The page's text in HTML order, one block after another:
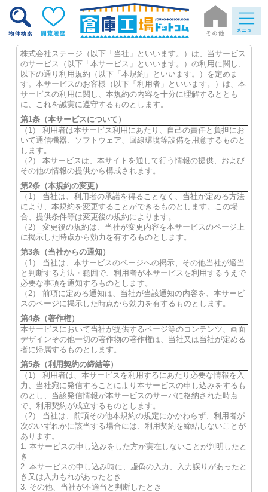
株式会社ステージ（以下「当社」といいます。）は、当サービス
のサービス（以下「本サービス」といいます。）の利用に関し、
以下の通り利用規約（以下「本規約」といいます。）を定めま
す。本サービスのお客様（以下「利用者」といいます。）は、本
サービスの利用に関し、本規約の内容を十分に理解するととも
に、これを誠実に遵守するものとします。
第1条（本サービスについて）
（1） 利用者は本サービス利用にあたり、自己の責任と負担にお
いて通信機器、ソフトウェア、回線環境等設備を用意するものと
します。
（2） 本サービスは、本サイトを通して行う情報の提供、および
その他の情報の提供から構成されます。
第2条（本規約の変更）
（1） 当社は、利用者の承諾を得ることなく、当社が定める方法
により、本規約を変更することができるものとします。この場
合、提供条件等は変更後の規約によります。
（2） 変更後の規約は、当社が変更内容を本サービスのページ上
に掲示した時点から効力を有するものとします。
第3条（当社からの通知）
（1） 当社は、本サービスのページへの掲示、その他当社が適当
と判断する方法・範囲で、利用者が本サービスを利用するうえで
必要な事項を通知するものとします。
（2） 前項に定める通知は、当社が当該通知の内容を、本サービ
スのページに掲示した時点から効力を有するものとします。
第4条（著作権）
本サービスにおいて当社が提供するページ等のコンテンツ、画面
デザインその他一切の著作物の著作権は、当社又は当社が定める
者に帰属するものとします。
第5条（利用契約の締結等）
（1） 利用者は、本サービスを利用するにあたり必要な情報を入
力、当社宛に発信することにより本サービスの申し込みをするも
のとし、当該発信情報が本サービスのサーバに格納された時点
で、利用契約が成立するものとします。
（2） 当社は、前項その他本規約の規定にかかわらず、利用者が
次のいずれかに該当する場合には、利用契約を締結しないことが
あります。
1. 本サービスの申し込みをした方が実在しないことが判明したと
き
2. 本サービスの申し込み時に、虚偽の入力、入力誤りがあったと
き又は入力もれがあったとき
3. その他、当社が不適当と判断したとき